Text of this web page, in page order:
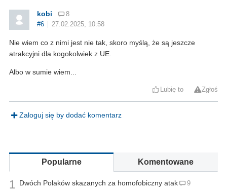
kobi
8
#6
27.02.2025, 10:58
Nie wiem co z nimi jest nie tak, skoro myślą, że są jeszcze
atrakcyjni dla kogokolwiek z UE.
Albo w sumie wiem...
Lubię to Zgłoś
Zaloguj się by dodać komentarz
Popularne Komentowane
1 Dwóch Polaków skazanych za homofobiczny atak 9